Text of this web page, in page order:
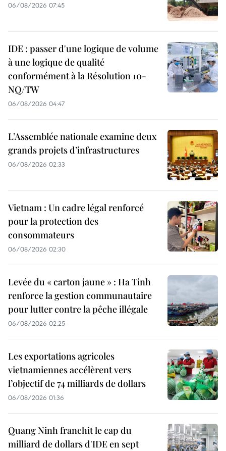
06/08/2026 07:45
IDE : passer d'une logique de volume
à une logique de qualité
conformément à la Résolution 10-
NQ/TW
06/08/2026 04:47
L’Assemblée nationale examine deux
grands projets d’infrastructures
06/08/2026 02:33
Vietnam : Un cadre légal renforcé
pour la protection des
consommateurs
06/08/2026 02:30
Levée du « carton jaune » : Ha Tinh
renforce la gestion communautaire
pour lutter contre la pêche illégale
06/08/2026 02:25
Les exportations agricoles
vietnamiennes accélèrent vers
l’objectif de 74 milliards de dollars
06/08/2026 01:36
Quang Ninh franchit le cap du
milliard de dollars d'IDE en sept